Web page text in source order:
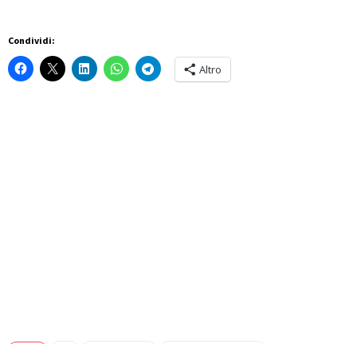
Condividi:
Altro